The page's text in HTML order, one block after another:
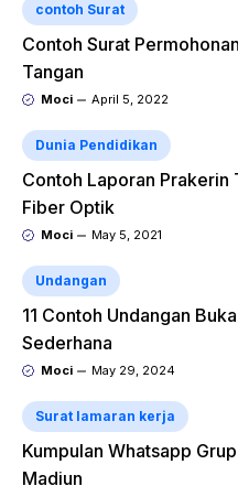
contoh Surat
Contoh Surat
Tangan
Moci April 5, 2022
Dunia Pendidikan
Contoh Laporan Prakerin
Fiber Optik
Moci May 5, 2021
Undangan
11 Contoh Undangan
Sederhana
Moci May 29, 2024
Surat lamaran kerja
Kumpulan Whatsapp
Madiun